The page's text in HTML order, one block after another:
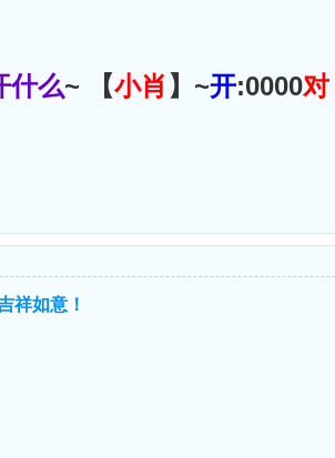
什么~ 【小肖 】~开:0000对
祥如意！